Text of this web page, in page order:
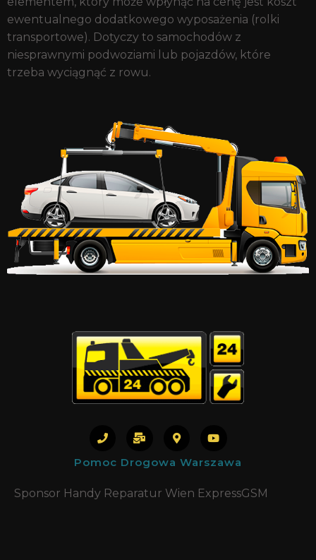
ewentualnego dodatkowego wyposażenia (rolki
transportowe). Dotyczy to samochodów z
niesprawnymi podwoziami lub pojazdów, które
trzeba wyciągnąć z rowu.
Pomoc Drogowa Warszawa
Sponsor Handy Reparatur Wien ExpressGSM